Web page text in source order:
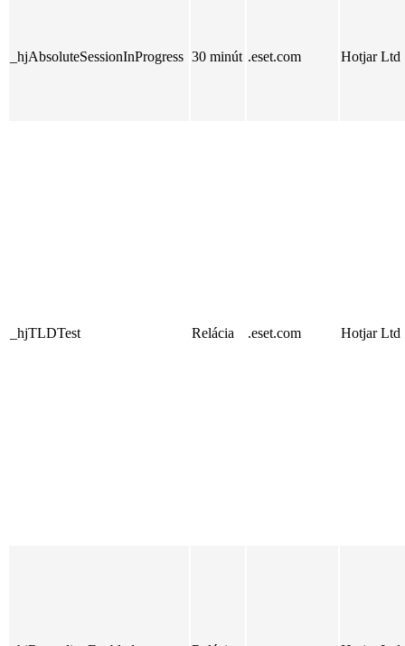
_hjAbsoluteSessionInProgress 30 minút .eset.com Hotjar Ltd
_hjTLDTest Relácia .eset.com Hotjar Ltd